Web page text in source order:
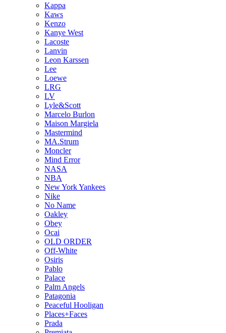
Kappa
Kaws
Kenzo
Kanye West
Lacoste
Lanvin
Leon Karssen
Lee
Loewe
LRG
LV
Lyle&Scott
Marcelo Burlon
Maison Margiela
Mastermind
MA.Strum
Moncler
Mind Error
NASA
NBA
New York Yankees
Nike
No Name
Oakley
Obey
Ocai
OLD ORDER
Off-White
Osiris
Pablo
Palace
Palm Angels
Patagonia
Peaceful Hooligan
Places+Faces
Prada